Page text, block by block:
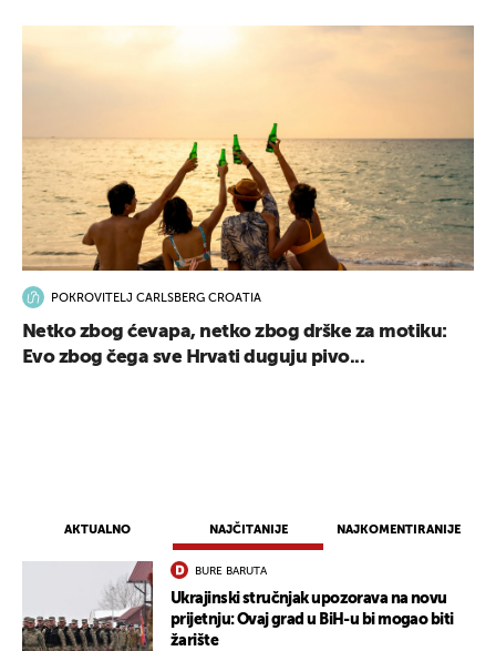
AKTUALNO NAJČITANIJE NAJKOMENTIRANIJE
BURE BARUTA
Ukrajinski stručnjak upozorava na novu
prijetnju: Ovaj grad u BiH-u bi mogao biti
žarište
POKROVITELJ CARLSBERG CROATIA
Netko zbog ćevapa, netko zbog drške za motiku:
Evo zbog čega sve Hrvati duguju pivo...